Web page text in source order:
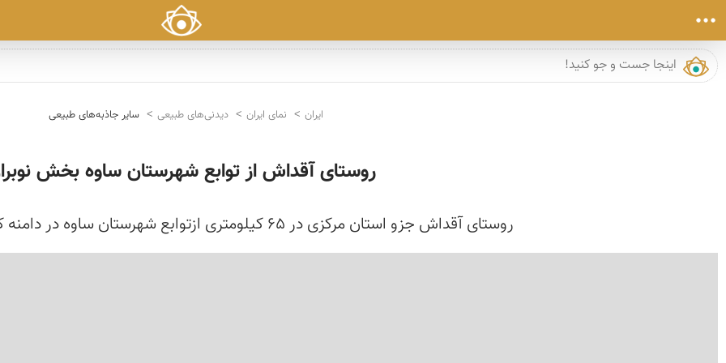
ایران نمای ایران دیدنی‌های طبیعی سایر جاذبه‌های طبیعی
روستای آقداش از توابع شهرستان ساوه بخش
روستای آقداش جزو استان مرکزی در 65 کیلومتری ازتوابع شهرستان ساوه در دامنه کوههای خرقان واقع شده